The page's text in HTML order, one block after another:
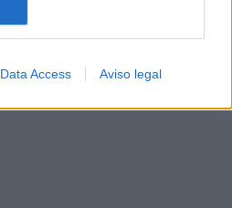
Data Access Aviso legal